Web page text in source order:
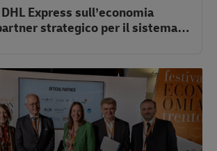
Express sull’economia